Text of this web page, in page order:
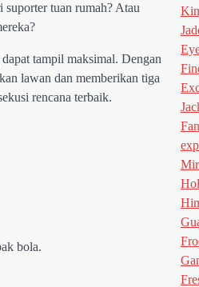
tuan rumah? Atau
tampil maksimal. Dengan
lawan dan memberikan tiga
rencana terbaik.
bola.